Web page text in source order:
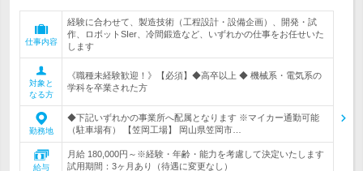
仕事内容
経験に合わせて、製造技術（工程設計・設備企画）、開発・試
作、ロボットSIer、冷間鍛造など、いずれかの仕事をお任せいた
します
対象と
なる方
《職種未経験歓迎！》【必須】◆高卒以上 ◆ 機械系・電気系の
学科を卒業された方
勤務地
◆下記いずれかの事業所へ配属となります ※マイカー通勤可能
（駐車場有） 【笠岡工場】 岡山県笠岡市…
給与
月給 180,000円～※経験・年齢・能力を考慮して決定いたします
試用期間：3ヶ月あり（待遇に変更なし）